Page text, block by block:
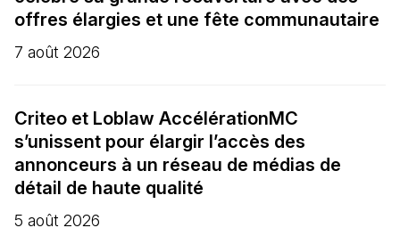
offres élargies et une fête communautaire
7 août 2026
Criteo et Loblaw AccélérationMC
s’unissent pour élargir l’accès des
annonceurs à un réseau de médias de
détail de haute qualité
5 août 2026